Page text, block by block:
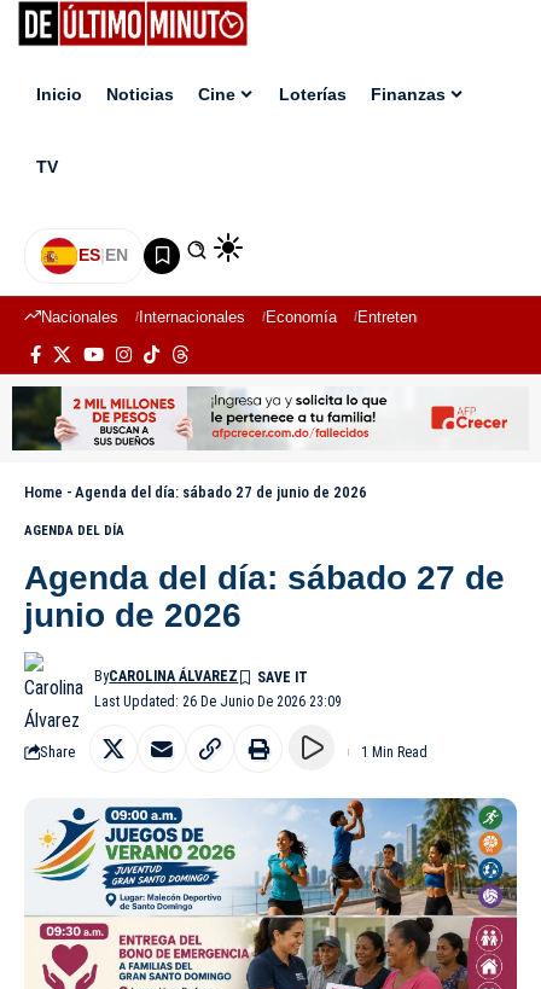
Inicio Noticias Cine Loterías Finanzas
TV
ES|EN
Nacionales Internacionales Economía Entretenimiento
Home - Agenda del día: sábado 27 de junio de 2026
AGENDA DEL DÍA
Agenda del día: sábado 27 de
junio de 2026
Last Updated: 26 De Junio De 2026 23:09
ByCAROLINA ÁLVAREZ
Share 1 Min Read